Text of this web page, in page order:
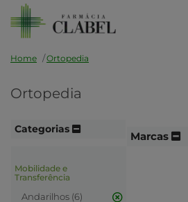
Home Ortopedia
Ortopedia
Categorias
Mobilidade e
Transferência
Andarilhos (6)
Marcas